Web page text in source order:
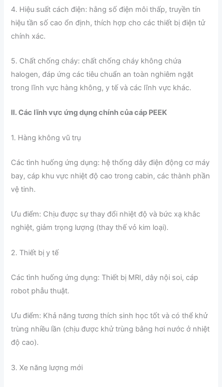
4. Hiệu suất cách điện: hằng số điện môi thấp, truyền tín
hiệu tần số cao ổn định, thích hợp cho các thiết bị điện tử
chính xác.
5. Chất chống cháy: chất chống cháy không chứa
halogen, đáp ứng các tiêu chuẩn an toàn nghiêm ngặt
trong lĩnh vực hàng không, y tế và các lĩnh vực khác.
II. Các lĩnh vực ứng dụng chính của cáp PEEK
1. Hàng không vũ trụ
Các tình huống ứng dụng: hệ thống dây điện động cơ máy
bay, cáp khu vực nhiệt độ cao trong cabin, các thành phần
vệ tinh.
Ưu điểm: Chịu được sự thay đổi nhiệt độ và bức xạ khắc
nghiệt, giảm trọng lượng (thay thế vỏ kim loại).
2. Thiết bị y tế
Các tình huống ứng dụng: Thiết bị MRI, dây nội soi, cáp
robot phẫu thuật.
Ưu điểm: Khả năng tương thích sinh học tốt và có thể khử
trùng nhiều lần (chịu được khử trùng bằng hơi nước ở nhiệt
độ cao).
3. Xe năng lượng mới